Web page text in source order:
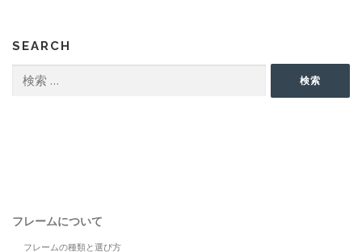
SEARCH
索:
検索
フレームについて
フレームの種類と選び方